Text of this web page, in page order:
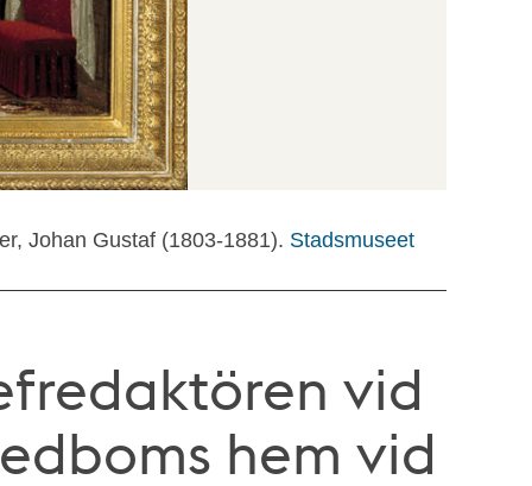
Johan Gustaf (1803-1881). Stadsmuseet
vid
hem vid